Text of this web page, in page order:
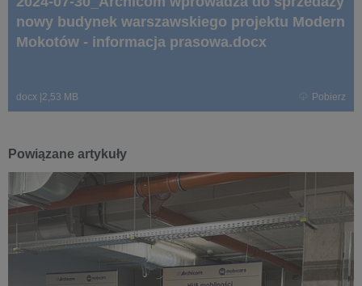
nowy budynek warszawskiego projektu Modern
Mokotów - informacja prasowa.docx
docx 2,53 MB Pobierz
Powiązane artykuły